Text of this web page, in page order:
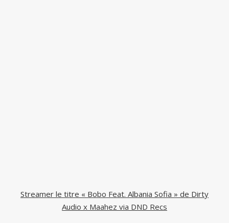
Streamer le titre « Bobo Feat. Albania Sofia » de Dirty
Audio x Maahez via DND Recs